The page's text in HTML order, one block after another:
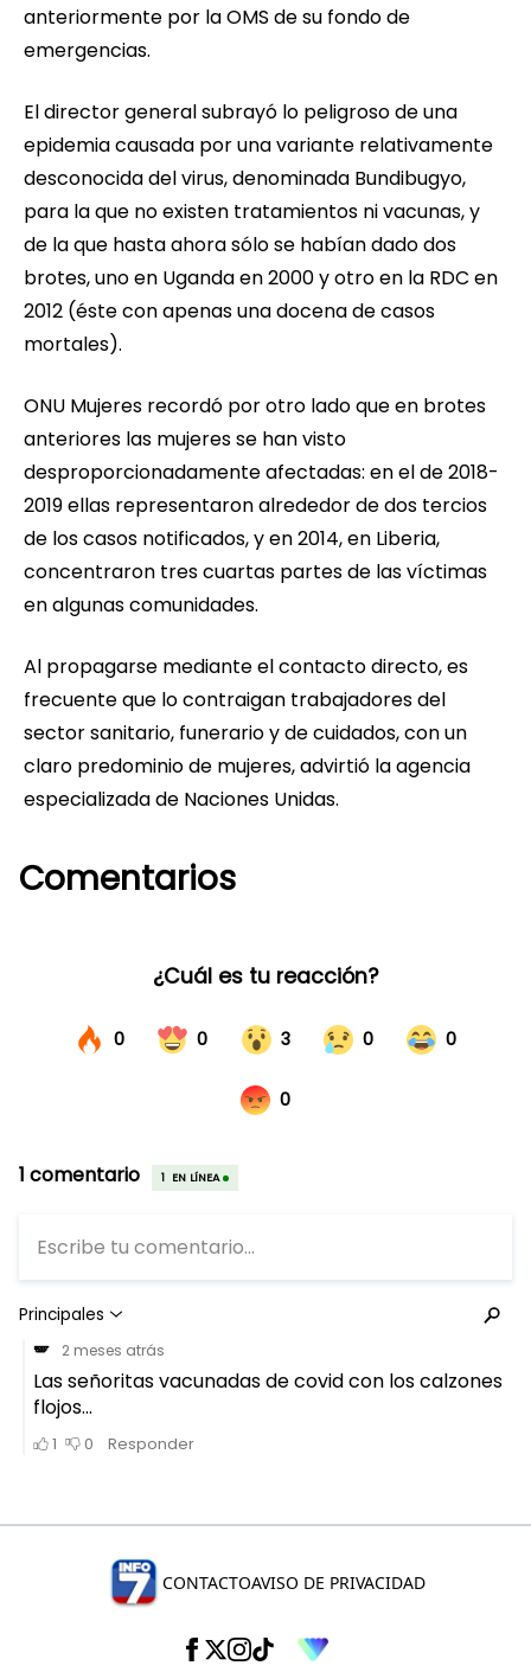
anteriormente por la OMS de su fondo de
emergencias.
El director general subrayó lo peligroso de una
epidemia causada por una variante relativamente
desconocida del virus, denominada Bundibugyo,
para la que no existen tratamientos ni vacunas, y
de la que hasta ahora sólo se habían dado dos
brotes, uno en Uganda en 2000 y otro en la RDC en
2012 (éste con apenas una docena de casos
mortales).
ONU Mujeres recordó por otro lado que en brotes
anteriores las mujeres se han visto
desproporcionadamente afectadas: en el de 2018-
2019 ellas representaron alrededor de dos tercios
de los casos notificados, y en 2014, en Liberia,
concentraron tres cuartas partes de las víctimas
en algunas comunidades.
Al propagarse mediante el contacto directo, es
frecuente que lo contraigan trabajadores del
sector sanitario, funerario y de cuidados, con un
claro predominio de mujeres, advirtió la agencia
especializada de Naciones Unidas.
Comentarios
CONTACTOAVISO DE PRIVACIDAD